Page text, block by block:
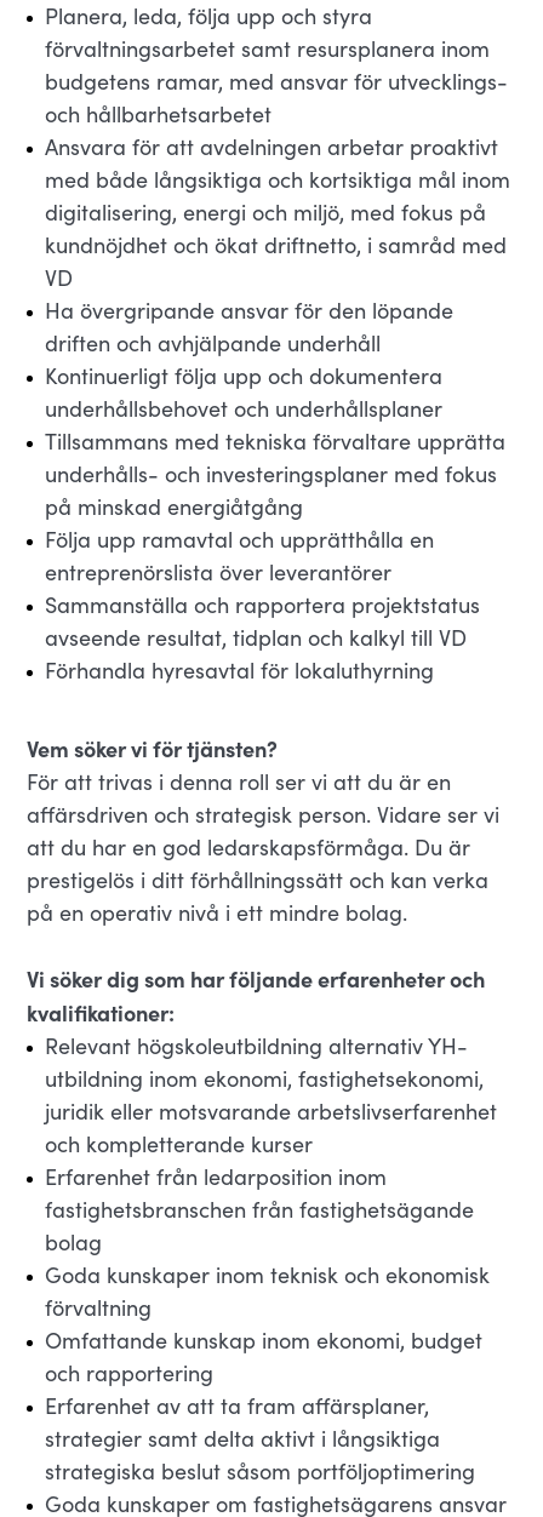
Planera, leda, följa upp och styra
förvaltningsarbetet samt resursplanera inom
budgetens ramar, med ansvar för utvecklings-
och hållbarhetsarbetet
Ansvara för att avdelningen arbetar proaktivt
med både långsiktiga och kortsiktiga mål inom
digitalisering, energi och miljö, med fokus på
kundnöjdhet och ökat driftnetto, i samråd med
VD
Ha övergripande ansvar för den löpande
driften och avhjälpande underhåll
Kontinuerligt följa upp och dokumentera
underhållsbehovet och underhållsplaner
Tillsammans med tekniska förvaltare upprätta
underhålls- och investeringsplaner med fokus
på minskad energiåtgång
Följa upp ramavtal och upprätthålla en
entreprenörslista över leverantörer
Sammanställa och rapportera projektstatus
avseende resultat, tidplan och kalkyl till VD
Förhandla hyresavtal för lokaluthyrning
Vem söker vi för tjänsten?
För att trivas i denna roll ser vi att du är en
affärsdriven och strategisk person. Vidare ser vi
att du har en god ledarskapsförmåga. Du är
prestigelös i ditt förhållningssätt och kan verka
på en operativ nivå i ett mindre bolag.
Vi söker dig som har följande erfarenheter och
kvalifikationer:
Relevant högskoleutbildning alternativ YH-
utbildning inom ekonomi, fastighetsekonomi,
juridik eller motsvarande arbetslivserfarenhet
och kompletterande kurser
Erfarenhet från ledarposition inom
fastighetsbranschen från fastighetsägande
bolag
Goda kunskaper inom teknisk och ekonomisk
förvaltning
Omfattande kunskap inom ekonomi, budget
och rapportering
Erfarenhet av att ta fram affärsplaner,
strategier samt delta aktivt i långsiktiga
strategiska beslut såsom portföljoptimering
Goda kunskaper om fastighetsägarens ansvar